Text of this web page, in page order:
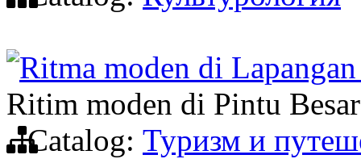
Ritma moden di
Ritim moden di Pintu
Catalog: Туризм и